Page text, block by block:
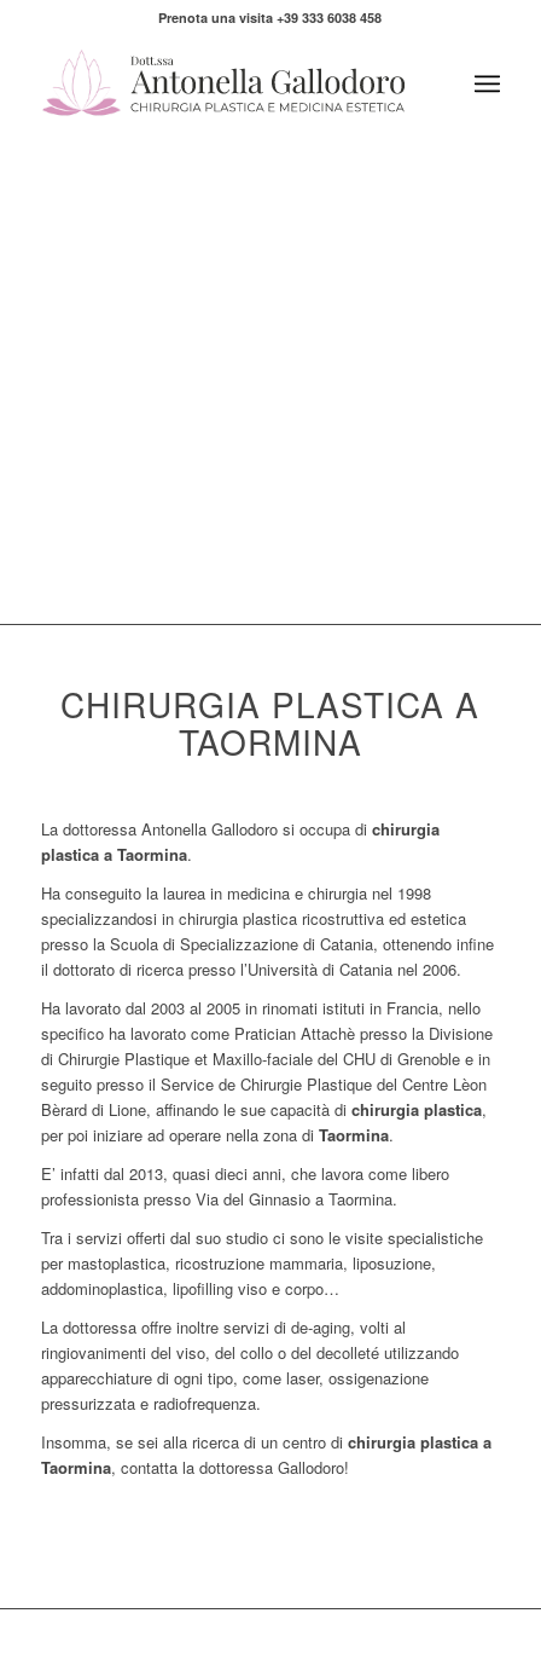
Prenota una visita +39 333 6038 458
CHIRURGIA PLASTICA A
TAORMINA
La dottoressa Antonella Gallodoro si occupa di chirurgia
plastica a Taormina.
Ha conseguito la laurea in medicina e chirurgia nel 1998
specializzandosi in chirurgia plastica ricostruttiva ed estetica
presso la Scuola di Specializzazione di Catania, ottenendo infine
il dottorato di ricerca presso l’Università di Catania nel 2006.
Ha lavorato dal 2003 al 2005 in rinomati istituti in Francia, nello
specifico ha lavorato come Pratician Attachè presso la Divisione
di Chirurgie Plastique et Maxillo-faciale del CHU di Grenoble e in
seguito presso il Service de Chirurgie Plastique del Centre Lèon
Bèrard di Lione, affinando le sue capacità di chirurgia plastica,
per poi iniziare ad operare nella zona di Taormina.
E’ infatti dal 2013, quasi dieci anni, che lavora come libero
professionista presso Via del Ginnasio a Taormina.
Tra i servizi offerti dal suo studio ci sono le visite specialistiche
per mastoplastica, ricostruzione mammaria, liposuzione,
addominoplastica, lipofilling viso e corpo…
La dottoressa offre inoltre servizi di de-aging, volti al
ringiovanimenti del viso, del collo o del decolleté utilizzando
apparecchiature di ogni tipo, come laser, ossigenazione
pressurizzata e radiofrequenza.
Insomma, se sei alla ricerca di un centro di chirurgia plastica a
Taormina, contatta la dottoressa Gallodoro!